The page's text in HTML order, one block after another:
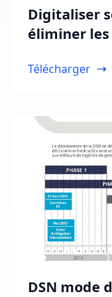
Digitaliser
éliminer les
Télécharger
DSN mode